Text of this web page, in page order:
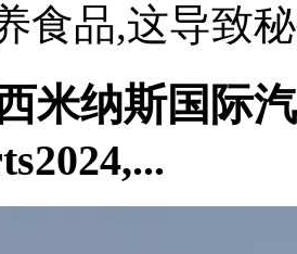
食品,这导致
米纳斯国际